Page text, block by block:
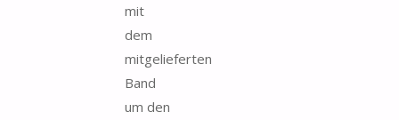
mit
dem
mitgelieferten
Band
um den